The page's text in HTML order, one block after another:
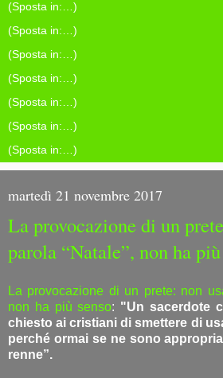
martedì 21 novembre 2017
La provocazione di un
parola “Natale”, non ha
La provocazione di un prete: non
non ha più senso: "Un sacerdote
chiesto ai cristiani di smettere di
perché ormai se ne sono
renne”.